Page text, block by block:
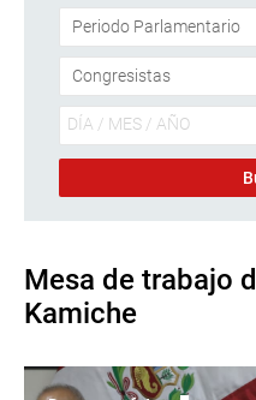
Mesa de trabajo
Kamiche